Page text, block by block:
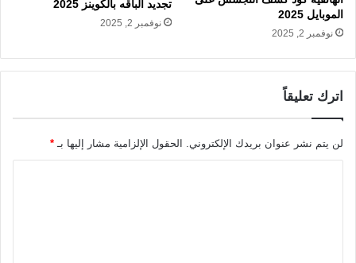
الموبايل 2025
نوفمبر 2, 2025
تجديد الباقه بالكوينز 2025
نوفمبر 2, 2025
اترك تعليقاً
لن يتم نشر عنوان بريدك الإلكتروني. الحقول الإلزامية مشار إليها بـ *